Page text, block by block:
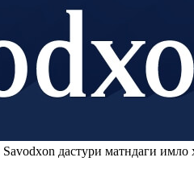
Savodxon дастури матндаги